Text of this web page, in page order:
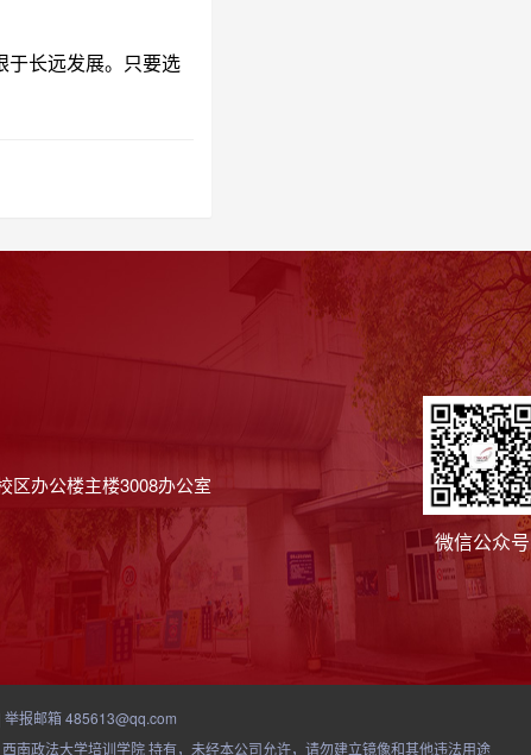
于长远发展。只要选
区办公楼主楼3008办公室
微信公众号
举报邮箱 485613@qq.com
政法大学培训学院 持有，未经本公司允许，请勿建立镜像和其他违法用途